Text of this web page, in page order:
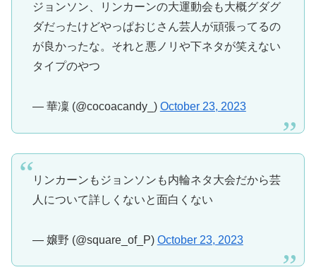
ジョンソン、リンカーンの大運動会も大概グダグ
ダだったけどやっぱおじさん芸人が頑張ってるの
が良かったな。それと悪ノリや下ネタが笑えない
タイプのやつ
— 華凜 (@cocoacandy_) October 23, 2023
リンカーンもジョンソンも内輪ネタ大会だから芸
人について詳しくないと面白くない
— 嬢野 (@square_of_P) October 23, 2023